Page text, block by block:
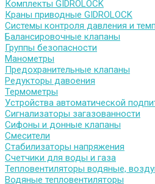
Комплекты GIDROLOCK
Краны приводные GIDROLOCK
Системы контроля давления и
Балансировочные клапаны
Группы безопасности
Манометры
Предохранительные клапаны
Редукторы давоения
Термометры
Устройства автоматической
Сигнализаторы загазованности
Сифоны и донные клапаны
Смесители
Стабилизаторы напряжения
Счетчики для воды и газа
Тепловентиляторы водяные,
Водяные тепловентиляторы